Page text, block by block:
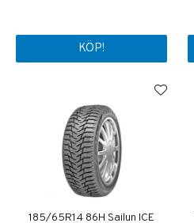
KÖP!
185/65R14 86H Sailun ICE